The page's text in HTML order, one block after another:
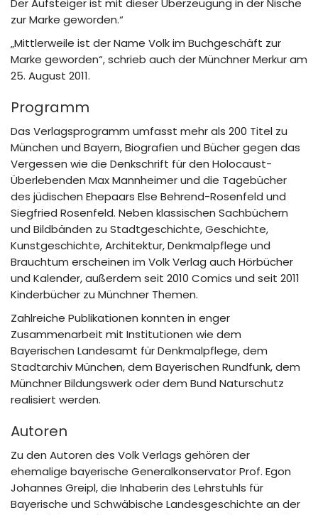
Der Aufsteiger ist mit dieser Überzeugung in der Nische
zur Marke geworden.“
„Mittlerweile ist der Name Volk im Buchgeschäft zur
Marke geworden“, schrieb auch der Münchner Merkur am
25. August 2011.
Programm
Das Verlagsprogramm umfasst mehr als 200 Titel zu
München und Bayern, Biografien und Bücher gegen das
Vergessen wie die Denkschrift für den Holocaust-
Überlebenden Max Mannheimer und die Tagebücher
des jüdischen Ehepaars Else Behrend-Rosenfeld und
Siegfried Rosenfeld. Neben klassischen Sachbüchern
und Bildbänden zu Stadtgeschichte, Geschichte,
Kunstgeschichte, Architektur, Denkmalpflege und
Brauchtum erscheinen im Volk Verlag auch Hörbücher
und Kalender, außerdem seit 2010 Comics und seit 2011
Kinderbücher zu Münchner Themen.
Zahlreiche Publikationen konnten in enger
Zusammenarbeit mit Institutionen wie dem
Bayerischen Landesamt für Denkmalpflege, dem
Stadtarchiv München, dem Bayerischen Rundfunk, dem
Münchner Bildungswerk oder dem Bund Naturschutz
realisiert werden.
Autoren
Zu den Autoren des Volk Verlags gehören der
ehemalige bayerische Generalkonservator Prof. Egon
Johannes Greipl, die Inhaberin des Lehrstuhls für
Bayerische und Schwäbische Landesgeschichte an der